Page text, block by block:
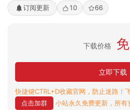
订阅更新 10 66
下载价格
立即下载
快捷键CTRL+D收藏官网，防止迷路！
点击加群
小站永久免费更新，所